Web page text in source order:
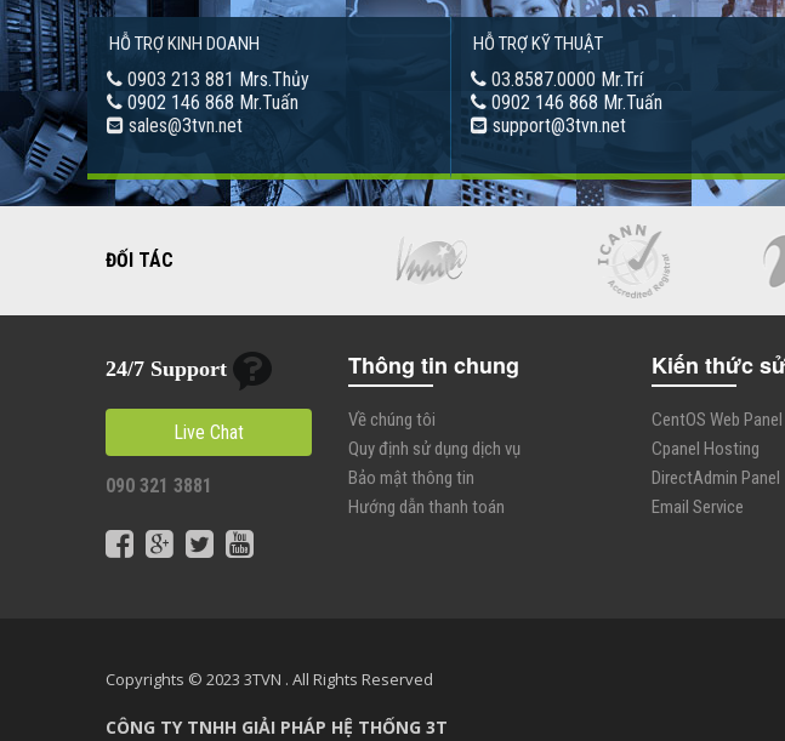
HỖ TRỢ KINH DOANH
0903 213 881 Mrs.Thủy
0902 146 868 Mr.Tuấn
sales@3tvn.net
HỖ TRỢ KỸ THUẬT
03.8587.0000 Mr.Trí
0902 146 868 Mr.Tuấn
support@3tvn.net
ĐỐI TÁC
24/7 Support
Live Chat
090 321 3881
Thông tin chung
Về chúng tôi
Quy định sử dụng dịch vụ
Bảo mật thông tin
Hướng dẫn thanh toán
Kiến thức
CentOS Web Panel
Cpanel Hosting
DirectAdmin Panel
Email Service
Copyrights © 2023 3TVN . All Rights Reserved
CÔNG TY TNHH GIẢI PHÁP HỆ THỐNG 3T